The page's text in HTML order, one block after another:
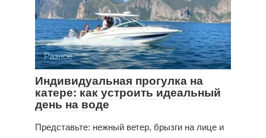
Разное
Индивидуальная прогулка на
катере: как устроить идеальный
день на воде
Представьте: нежный ветер, брызги на лице и